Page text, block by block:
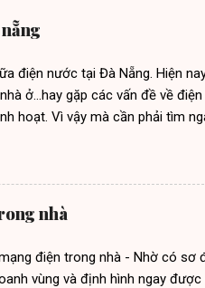
điện nước tại Đà Nẵng. Hiện
ở…hay gặp các vấn đề về
hoạt. Vì vậy mà cần phải tìm
rất nhiều đơn vị sửa chữa điện
không may bạn chọn đúng đơn
chất lượng thì bạn hơi khó chịu
gây ra chập điện, cháy nổ rất
chúng tôi, Điện nước Đà Nẵng
công trình, nên bạn có thể
nhà
điện trong nhà - Nhờ có sơ
vùng và định hình ngay